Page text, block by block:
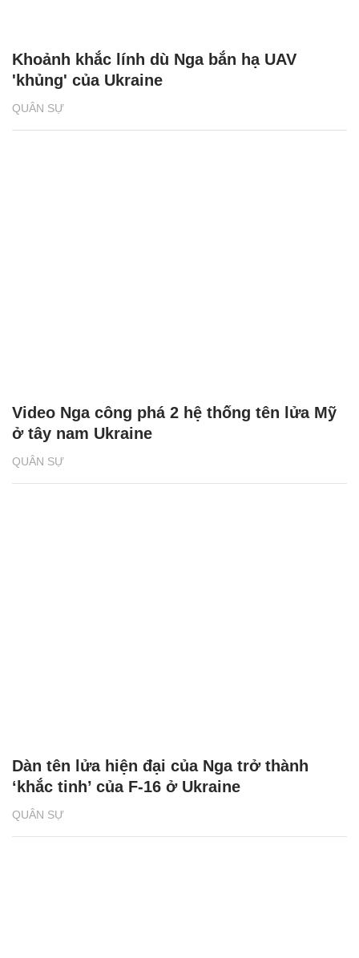
QUÂN SỰ
Khoảnh khắc lính dù Nga bắn hạ UAV
'khủng' của Ukraine
QUÂN SỰ
Video Nga công phá 2 hệ thống tên lửa Mỹ
ở tây nam Ukraine
QUÂN SỰ
Dàn tên lửa hiện đại của Nga trở thành
‘khắc tinh’ của F-16 ở Ukraine